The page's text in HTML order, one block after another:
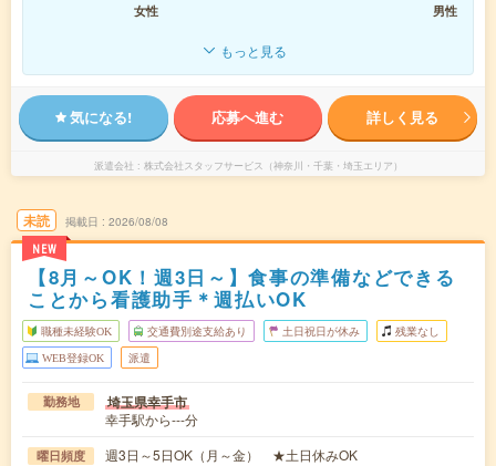
女性 男性
もっと見る
気になる! 応募へ進む 詳しく見る
派遣会社 株式会社スタッフサービス（神奈川・千葉・埼玉エリア）
未読
NEW
掲載日 2026/08/08
【8月～OK！週3日～】食事の準備などできる
ことから看護助手＊週払いOK
職種未経験OK 交通費別途支給あり 土日祝日が休み 残業なし
WEB登録OK 派遣
勤務地 埼玉県幸手市
幸手駅から---分
曜日頻度 週3日～5日OK（月～金） ★土日休みOK